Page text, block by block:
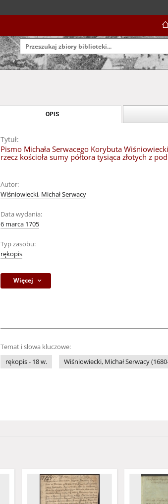
OPIS
Tytuł:
Pismo Michała Serwacego Korybuta
rzecz kościoła sumy półtora tysiąca złotych z
Autor:
Wiśniowiecki, Michał Serwacy
Data wydania:
6 marca 1705
Typ zasobu:
rękopis
Więcej
Temat i słowa kluczowe:
rękopis - 18 w.
Wiśniowiecki, Michał Serwacy